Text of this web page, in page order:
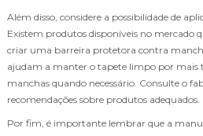
Além disso, considere a possibilidade de
Existem produtos disponíveis no mercado
criar uma barreira protetora contra
ajudam a manter o tapete limpo por mais
manchas quando necessário. Consulte o
recomendações sobre produtos adequados.
Por fim, é importante lembrar que a